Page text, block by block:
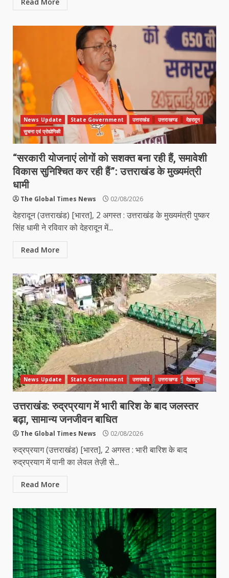
News Update State Government उत्तराखंड उत्तराखण्ड
देहरादून
सुचना एवं प्रोद्योगिकी
“सरकारी योजनाएं लोगों को सशक्त बना रही हैं, समावेशी
विकास सुनिश्चित कर रही हैं”: उत्तराखंड के मुख्यमंत्री
धामी
The Global Times News 02/08/2026
देहरादून (उत्तराखंड) [भारत], 2 अगस्त : उत्तराखंड के मुख्यमंत्री पुष्कर
सिंह धामी ने रविवार को देहरादून में...
Read More
News Update State Government उत्तराखंड उत्तराखण्ड देहरादून
उत्तराखंड: रुद्रप्रयाग में भारी बारिश के बाद जलस्तर
बढ़ा, सामान्य जनजीवन बाधित
The Global Times News 02/08/2026
रुद्रप्रयाग (उत्तराखंड) [भारत], 2 अगस्त : भारी बारिश के बाद
रुद्रप्रयाग में पानी का लेवल तेज़ी से...
Read More